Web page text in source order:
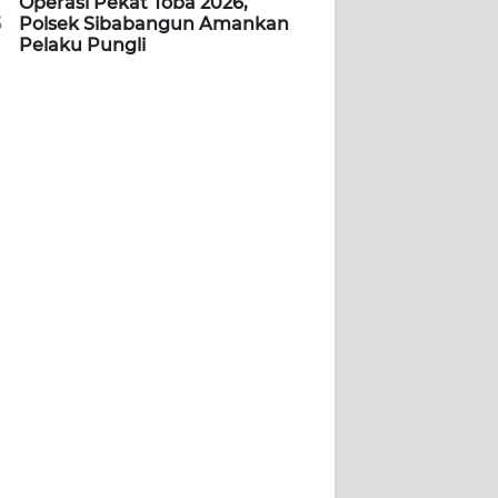
Polsek Sibabangun Amankan
Pelaku Pungli